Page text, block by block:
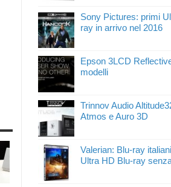
Sony Pictures: primi
ray in arrivo nel 2016
Epson 3LCD
modelli
Trinnov Audio
Atmos e Auro 3D
Valerian: Blu-ray
Ultra HD Blu-ray